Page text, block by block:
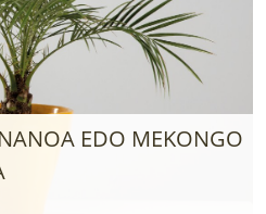
EDO MEKONGO